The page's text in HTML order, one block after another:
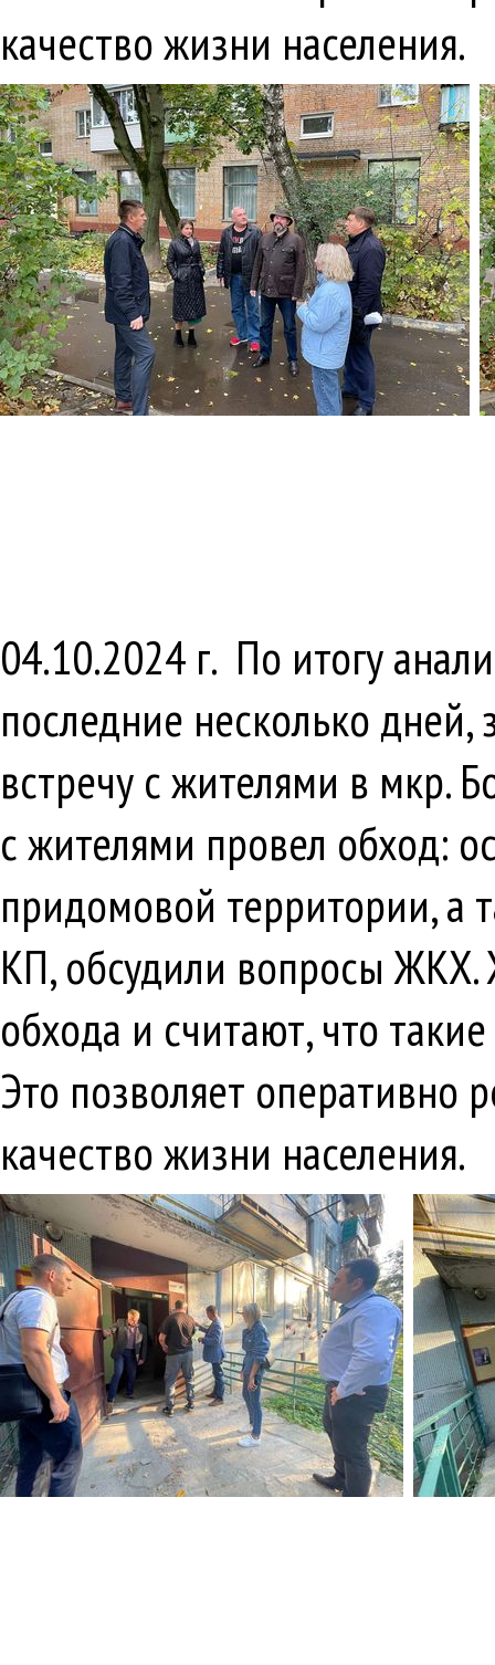
качество жизни населения.
04.10.2024 г. По итогу
последние несколько
встречу с жителями в мкр.
с жителями провел обход:
придомовой территории, а
КП, обсудили вопросы ЖКХ.
обхода и считают, что
Это позволяет
качество жизни населения.